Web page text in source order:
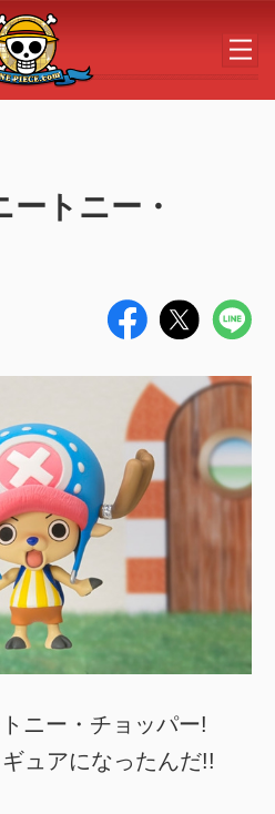
ップする
トニー・
ニー・チョッパー!
ュアになったんだ!!